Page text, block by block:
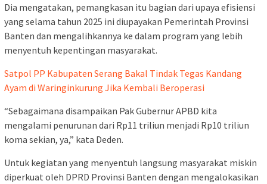
Dia mengatakan, pemangkasan itu bagian dari upaya efisiensi
yang selama tahun 2025 ini diupayakan Pemerintah Provinsi
Banten dan mengalihkannya ke dalam program yang lebih
menyentuh kepentingan masyarakat.
Satpol PP Kabupaten Serang Bakal Tindak Tegas Kandang
Ayam di Waringinkurung Jika Kembali Beroperasi
“Sebagaimana disampaikan Pak Gubernur APBD kita
mengalami penurunan dari Rp11 triliun menjadi Rp10 triliun
koma sekian, ya,” kata Deden.
Untuk kegiatan yang menyentuh langsung masyarakat miskin
diperkuat oleh DPRD Provinsi Banten dengan mengalokasikan